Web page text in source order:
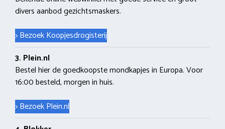
divers aanbod gezichtsmaskers.
> Bezoek Koopjesdrogisterij
3. Plein.nl
Bestel hier de goedkoopste mondkapjes in Europa. Voor
16:00 besteld, morgen in huis.
> Bezoek Plein.nl